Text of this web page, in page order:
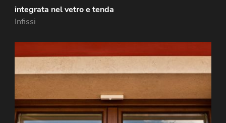
integrata nel vetro e tenda
Infissi